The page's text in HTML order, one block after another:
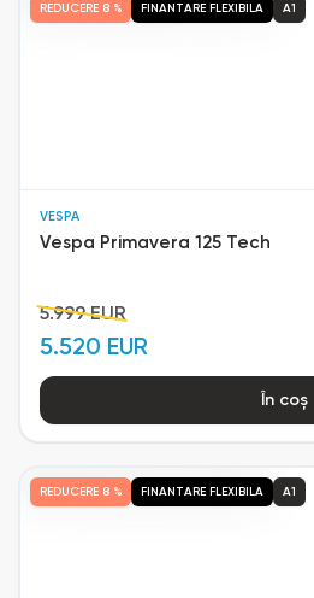
VESPA
Vespa Primavera 125 Tech
5.999 EUR
5.520 EUR
REDUCERE 8 % FINANTARE FLEXIBILA A1
În coș
REDUCERE 8 % FINANTARE FLEXIBILA A1